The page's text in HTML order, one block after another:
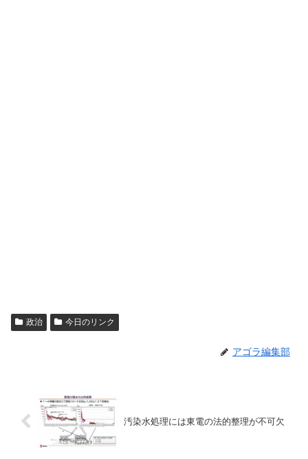
政治 今日のリンク
アゴラ編集部
汚染水処理には東電の法的整理が不可欠